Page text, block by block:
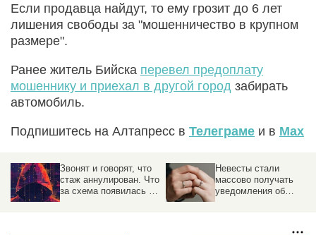
Если продавца найдут, то ему грозит до 6 лет
лишения свободы за "мошенничество в крупном
размере".
Ранее житель Бийска перевел предоплату
мошеннику и приехал в другой город забирать
автомобиль.
Подпишитесь на Алтапресс в Телеграме и в Max
Звонят и говорят, что
стаж аннулирован. Что
за схема появилась в
Невесты стали
массово получать
уведомления об